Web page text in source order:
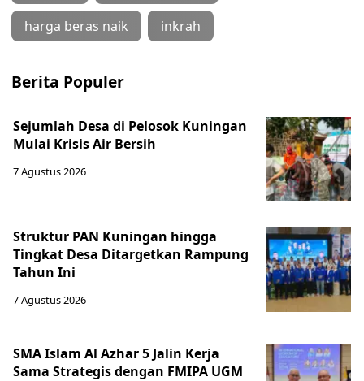
harga beras naik inkrah
Berita Populer
Sejumlah Desa di Pelosok Kuningan
Mulai Krisis Air Bersih
7 Agustus 2026
Struktur PAN Kuningan hingga
Tingkat Desa Ditargetkan Rampung
Tahun Ini
7 Agustus 2026
SMA Islam Al Azhar 5 Jalin Kerja
Sama Strategis dengan FMIPA UGM